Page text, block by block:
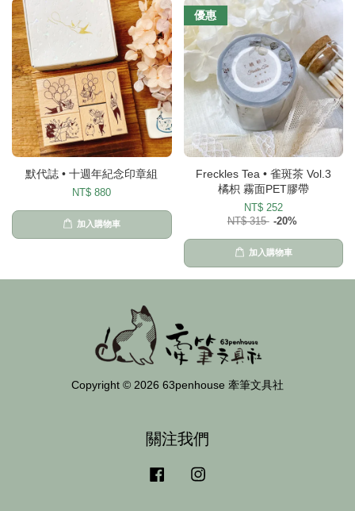
默代誌 • 十週年紀念印章組
NT$ 880
加入購物車
優惠
Freckles Tea • 雀斑茶 Vol.3
橘枳 霧面PET膠帶
NT$ 252
NT$ 315 -20%
加入購物車
Copyright © 2026 63penhouse 牽筆文具社
關注我們
Facebook